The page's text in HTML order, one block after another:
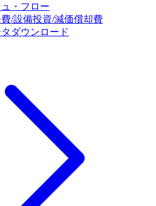
・フロー
/設備投資/減価償却費
ダウンロード